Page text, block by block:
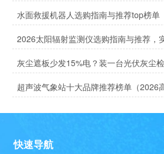
水面救援机器人选购指南与推荐top榜单
快速导航